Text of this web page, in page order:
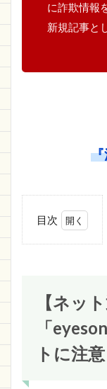
に詐欺情報
新規記事と
『
目次
イトに注意！
eyesonyou
の詐欺サ
イト情報
【ネッ
「
トに注意